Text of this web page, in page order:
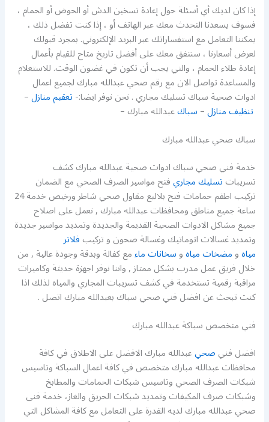
إذا كان لديك أي أسئلة حول إعادة تسخين الدش أو الحوض أو الحمام ،
فسوف يسعدنا التحدث معك عبر الهاتف أو ، إذا كنت تفضل ذلك ،
يمكننا التعامل مع استفساراتك عبر البريد الإلكتروني. بمجرد قبولك
لعرض أسعارنا ، سنتفق معك على أفضل تاريخ متاح للقيام بأعمال
إعادة طلاء الحمام ، والتي يجب أن تكون في غضون الوقت. للاستعلام
والمساعدة تواصل الان مع رقم صحي عبدالله مبارك لجميع اعمال
ادوات صحية سباك تسليك مجاري . نحن نوفر ايضا:-تعقيم منازل–
تنظيف منازل–سباكعبدالله مبارك –
سباك صحي عبدالله مبارك
خدمة فني صحي سباك ادوات صحية عبدالله مبارك كشف
تسريباتتسليك مجاريفتح مواسير الصرف الصحي مع الضمان
تركيب اطقم حمامات فتح بلاليع مقاول صحي شاطر ورخيص خدمة 24
ساعة جميع مناطق ومحافظات عبدالله مبارك , نعمل على اصلاح
جميع مشاكل الادوات الصحية القديمة والجديدة وتمديد مواسير جديدة
وتمديد غسالات اتوماتيك وغسالة صحون و تركيبفلاتر
مياهومضخات مياهوسخانات ماءمع كفالة وبدقة وجودة عالية , من
خلال فريق عمل مدرب بشكل ممتاز , واننا نوفر اجهزة حديثة وكاميرات
مراقبة رقمية تستخدمة في كشف تسريبات المجاري والمياه لذلك اذا
كنت تبحث عن افضل فني صحي سباك بعبدالله مبارك اتصل .
فني متخصص سباكة عبدالله مبارك
افضل فنيصحيعبدالله مبارك الافضل على الاطلاق في كافة
محافظات عبدالله مبارك متخصص في كافة اعمال السباكة وتاسيس
شبكات الصرف الصحي وتاسيس شبكات الحمامات والمطابخ
وشبكات صرف المكيفات وتمديد شبكات الحريق والغاز، خدمة فنى
صحي عبدالله مبارك لديه القدرة على التعامل مع كافة المشاكل التي